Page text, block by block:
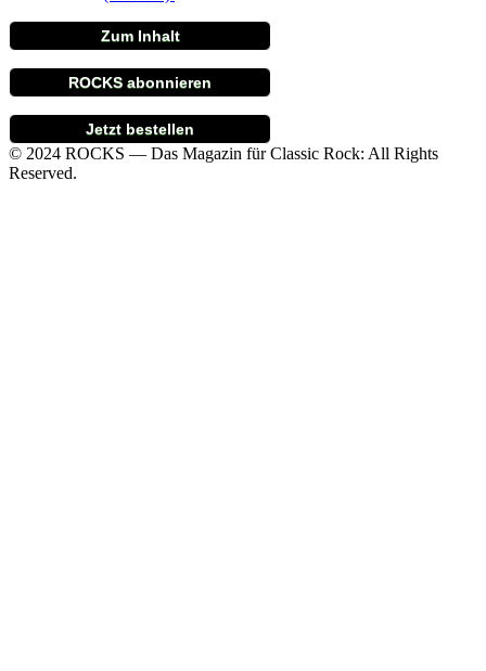
Zum Inhalt
ROCKS abonnieren
Jetzt bestellen
© 2024 ROCKS — Das Magazin für Classic Rock: All Rights
Reserved.